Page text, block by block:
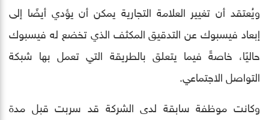
ويُعتقد أن تغيير العلامة التجارية يمكن أن يؤدي أيضًا إلى
إبعاد فيسبوك عن التدقيق المكثف الذي تخضع له فيسبوك
حاليًا، خاصةً فيما يتعلق بالطريقة التي تعمل بها شبكة
التواصل الاجتماعي.
وكانت موظفة سابقة لدى الشركة قد سربت قبل مدة